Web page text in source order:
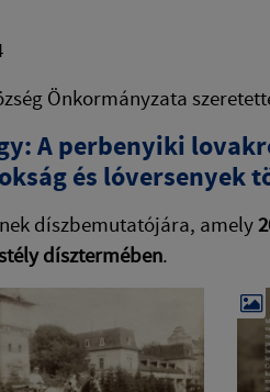
Önkormányzata
A perbenyiki
és lóversenyek
díszbemutatójára, amely
dísztermében.